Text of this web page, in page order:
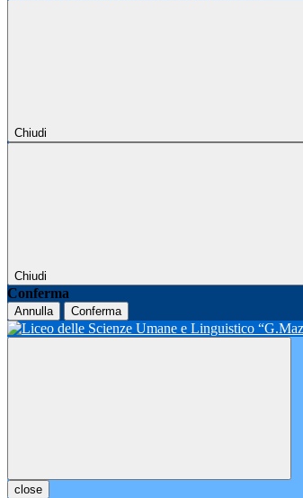
Chiudi
Chiudi
Conferma
Annulla Conferma
close